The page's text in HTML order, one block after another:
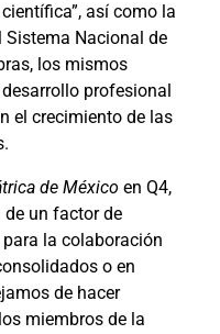
así como la
Sistema Nacional de
los mismos
profesional
el crecimiento de las
de México en Q4,
un factor de
la colaboración
o en
de hacer
miembros de la